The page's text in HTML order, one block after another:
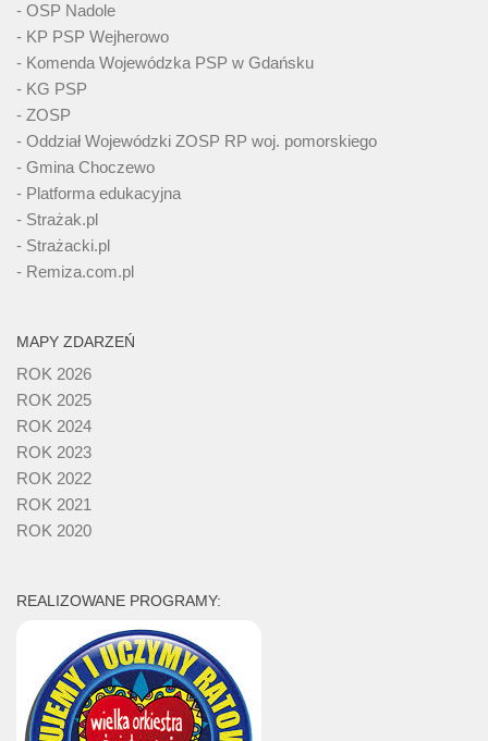
- OSP Nadole
- KP PSP Wejherowo
- Komenda Wojewódzka PSP w Gdańsku
- KG PSP
- ZOSP
- Oddział Wojewódzki ZOSP RP woj. pomorskiego
- Gmina Choczewo
- Platforma edukacyjna
- Strażak.pl
- Strażacki.pl
- Remiza.com.pl
MAPY ZDARZEŃ
ROK 2026
ROK 2025
ROK 2024
ROK 2023
ROK 2022
ROK 2021
ROK 2020
REALIZOWANE PROGRAMY: